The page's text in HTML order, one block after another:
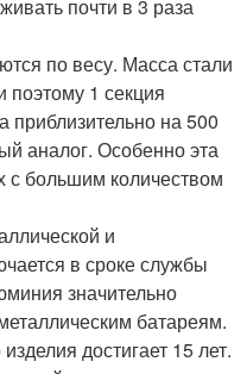
почти в 3 раза
по весу. Масса стали
1 секция
приблизительно на 500
аналог. Особенно эта
с большим количеством
и
в сроке службы
значительно
батареям.
достигает 15 лет.